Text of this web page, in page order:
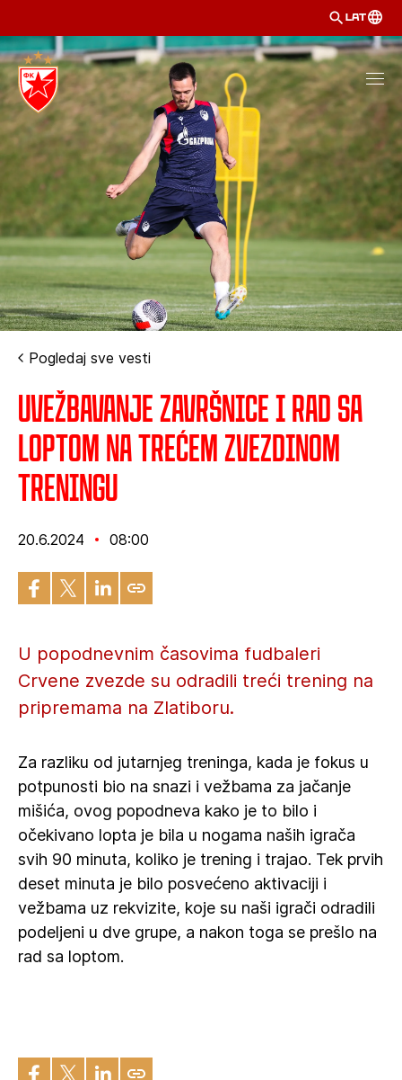
LAT
Pogledaj sve vesti
Uvežbavanje završnice i rad sa
loptom na trećem Zvezdinom
treningu
20.6.2024 08:00
U popodnevnim časovima fudbaleri
Crvene zvezde su odradili treći trening na
pripremama na Zlatiboru.
Za razliku od jutarnjeg treninga, kada je fokus u
potpunosti bio na snazi i vežbama za jačanje
mišića, ovog popodneva kako je to bilo i
očekivano lopta je bila u nogama naših igrača
svih 90 minuta, koliko je trening i trajao. Tek prvih
deset minuta je bilo posvećeno aktivaciji i
vežbama uz rekvizite, koje su naši igrači odradili
podeljeni u dve grupe, a nakon toga se prešlo na
rad sa loptom.